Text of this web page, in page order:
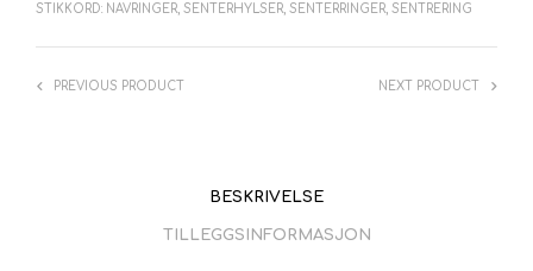
STIKKORD: NAVRINGER, SENTERHYLSER, SENTERRINGER, SENTRERING
PREVIOUS PRODUCT NEXT PRODUCT
BESKRIVELSE
TILLEGGSINFORMASJON